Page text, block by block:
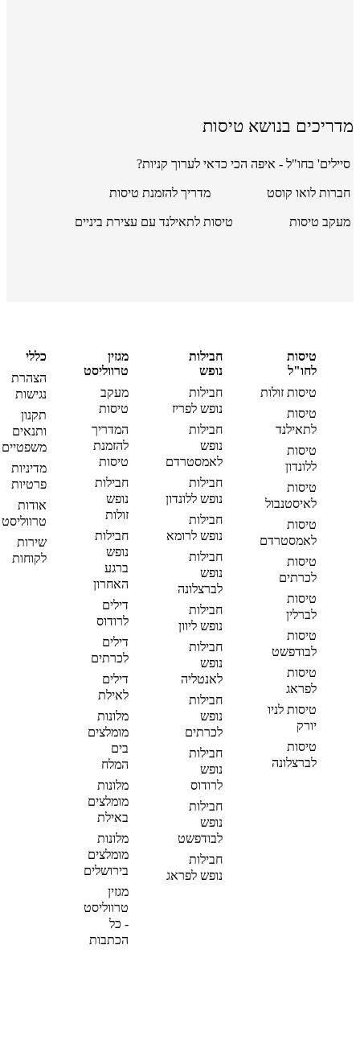
מדריכים בנושא טיסות
סיילים' בחו"ל - איפה הכי כדאי לערוך קניות?
חברות לואו קוסט מדריך להזמנת טיסות
מעקב טיסות טיסות לתאילנד עם עצירת ביניים
טיסות
לחו"ל
טיסות זולות
טיסות
לתאילנד
טיסות
ללונדון
טיסות
לאיסטנבול
טיסות
לאמסטרדם
טיסות
לכרתים
טיסות
לברלין
טיסות
לבודפשט
טיסות
לפראג
טיסות לניו
יורק
טיסות
לברצלונה
חבילות
נופש
חבילות
נופש לפריז
חבילות
נופש
לאמסטרדם
חבילות
נופש ללונדון
חבילות
נופש לרומא
חבילות
נופש
לברצלונה
חבילות
נופש ליוון
חבילות
נופש
לאנטליה
חבילות
נופש
לכרתים
חבילות
נופש
לרודוס
חבילות
נופש
לבודפשט
חבילות
נופש לפראג
מגזין
טרווליסט
מעקב
טיסות
המדריך
להזמנת
טיסות
חבילות
נופש
זולות
חבילות
נופש
ברגע
האחרון
דילים
לרודוס
דילים
לכרתים
דילים
לאילת
מלונות
מומלצים
בים
המלח
מלונות
מומלצים
באילת
מלונות
מומלצים
בירושלים
מגזין
טרווליסט
- כל
הכתבות
כללי
הצהרת
נגישות
תקנון
ותנאים
משפטיים
מדיניות
פרטיות
אודות
טרווליסט
שירות
לקוחות